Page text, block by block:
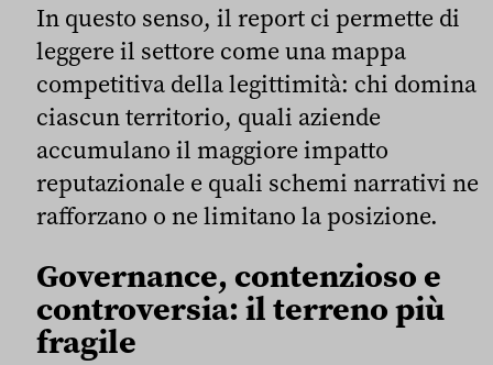
In questo senso, il report ci permette di
leggere il settore come una mappa
competitiva della legittimità: chi domina
ciascun territorio, quali aziende
accumulano il maggiore impatto
reputazionale e quali schemi narrativi ne
rafforzano o ne limitano la posizione.
Governance, contenzioso e
controversia: il terreno più
fragile